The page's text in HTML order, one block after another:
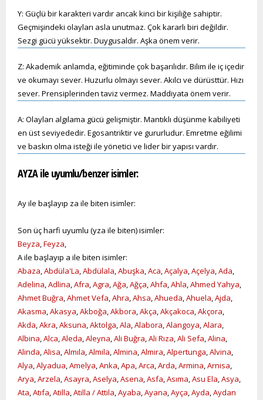
Y: Güçlü bir karakteri vardır ancak kinci bir kişiliğe sahiptir.
Geçmişindeki olayları asla unutmaz. Çok kararlı biri değildir.
Sezgi gücü yüksektir. Duygusaldır. Aşka önem verir.
Z: Akademik anlamda, eğitiminde çok başarılıdır. Bilim ile iç içedir
ve okumayı sever. Huzurlu olmayı sever. Akılcı ve dürüsttür. Hızı
sever. Prensiplerinden taviz vermez. Maddiyata önem verir.
A: Olayları algılama gücü gelişmiştir. Mantıklı düşünme kabiliyeti
en üst seviyededir. Egosantriktir ve gururludur. Emretme eğilimi
ve baskın olma isteği ile yönetici ve lider bir yapısı vardır.
AYZA ile uyumlu/benzer isimler:
Ay ile başlayıp za ile biten isimler:
Son üç harfi uyumlu (yza ile biten) isimler:
Beyza,Feyza,
A ile başlayıp a ile biten isimler:
Abaza,Abdüla'La,Abdülala,Abuşka,Aca,Açalya,Açelya,Ada,
Adelina,Adlina,Afra,Agra,Ağa,Ağça,Ahfa,Ahla,Ahmed Yahya,
Ahmet Buğra,Ahmet Vefa,Ahra,Ahsa,Ahueda,Ahuela,Ajda,
Akasma,Akasya,Akboğa,Akbora,Akça,Akçakoca,Akçora,
Akda,Akra,Aksuna,Aktolga,Ala,Alabora,Alangoya,Alara,
Albina,Alca,Aleda,Aleyna,Ali Buğra,Ali Rıza,Ali Sefa,Alina,
Alinda,Alisa,Almıla,Almila,Almina,Almira,Alpertunga,Alvina,
Alya,Alyadua,Amelya,Anka,Apa,Arca,Arda,Armina,Arnisa,
Arya,Arzela,Asayra,Aselya,Asena,Asfa,Asıma,Asu Ela,Asya,
Ata,Atıfa,Atilla,Atilla / Attila,Ayaba,Ayana,Ayça,Ayda,Aydan